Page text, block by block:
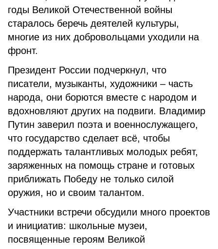
годы Великой Отечественной войны
старалось беречь деятелей культуры,
многие из них добровольцами уходили на
фронт.
Президент России подчеркнул, что
писатели, музыканты, художники – часть
народа, они борются вместе с народом и
вдохновляют других на подвиги. Владимир
Путин заверил поэта и военнослужащего,
что государство сделает всё, чтобы
поддержать талантливых молодых ребят,
заряженных на помощь стране и готовых
приближать Победу не только силой
оружия, но и своим талантом.
Участники встречи обсудили много проектов
и инициатив: школьные музеи,
посвященные героям Великой